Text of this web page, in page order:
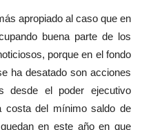
apropiado al caso que en
buena parte de los
porque en el fondo
ha desatado son acciones
desde el poder ejecutivo
costa del mínimo saldo de
en este año en que